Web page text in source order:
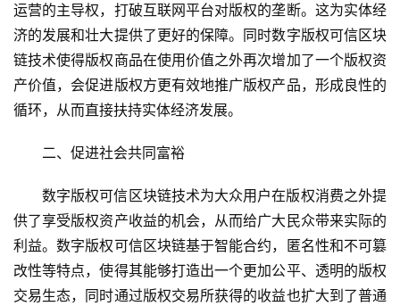
运营的主导权，打破互联网平台对版权的垄断。这为实体经
济的发展和壮大提供了更好的保障。同时数字版权可信区块
链技术使得版权商品在使用价值之外再次增加了一个版权资
产价值，会促进版权方更有效地推广版权产品，形成良性的
循环，从而直接扶持实体经济发展。
二、促进社会共同富裕
数字版权可信区块链技术为大众用户在版权消费之外提
供了享受版权资产收益的机会，从而给广大民众带来实际的
利益。数字版权可信区块链基于智能合约，匿名性和不可篡
改性等特点，使得其能够打造出一个更加公平、透明的版权
交易生态，同时通过版权交易所获得的收益也扩大到了普通